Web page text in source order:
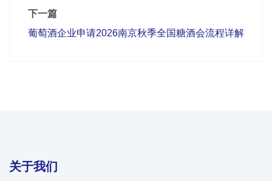
下一篇
葡萄酒企业申请2026南京秋季全国糖酒会流程详解
关于我们